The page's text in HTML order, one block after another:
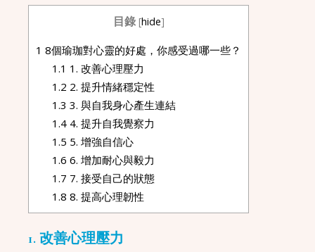
目錄 [hide]
1 8個瑜珈對心靈的好處，你感受過哪一些？
1.1 1. 改善心理壓力
1.2 2. 提升情緒穩定性
1.3 3. 與自我身心產生連結
1.4 4. 提升自我覺察力
1.5 5. 增強自信心
1.6 6. 增加耐心與毅力
1.7 7. 接受自己的狀態
1.8 8. 提高心理韌性
1. 改善心理壓力